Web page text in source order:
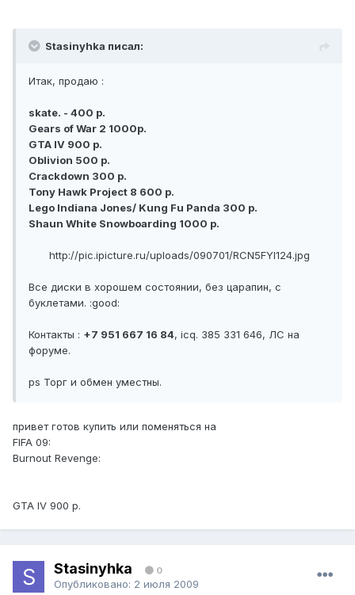
Stasinyhka писал:
Итак, продаю :
skate. - 400 р.
Gears of War 2 1000р.
GTA IV 900 р.
Oblivion 500 р.
Crackdown 300 р.
Tony Hawk Project 8 600 р.
Lego Indiana Jones/ Kung Fu Panda 300 р.
Shaun White Snowboarding 1000 р.
http://pic.ipicture.ru/uploads/090701/RCN5FYI124.jpg
Все диски в хорошем состоянии, без царапин, с
буклетами. :good:
Контакты : +7 951 667 16 84, icq. 385 331 646, ЛС на
форуме.
ps Торг и обмен уместны.
привет готов купить или поменяться на
FIFA 09:
Burnout Revenge:
GTA IV 900 р.
Stasinyhka 0
Опубликовано: 2 июля 2009